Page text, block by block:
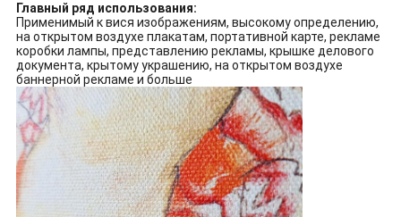
Главный ряд использования:
Применимый к вися изображениям, высокому определению,
на открытом воздухе плакатам, портативной карте, рекламе
коробки лампы, представлению рекламы, крышке делового
документа, крытому украшению, на открытом воздухе
баннерной рекламе и больше